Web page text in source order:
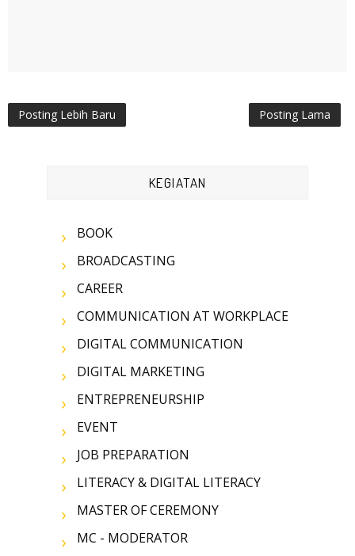
Posting Lebih Baru Posting Lama
KEGIATAN
BOOK
BROADCASTING
CAREER
COMMUNICATION AT WORKPLACE
DIGITAL COMMUNICATION
DIGITAL MARKETING
ENTREPRENEURSHIP
EVENT
JOB PREPARATION
LITERACY & DIGITAL LITERACY
MASTER OF CEREMONY
MC - MODERATOR